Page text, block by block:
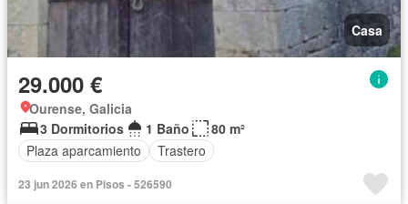
Casa
29.000 €
Ourense, Galicia
3 Dormitorios
1 Baño
80 m²
Plaza aparcamiento
Trastero
23 jun 2026 en Pisos - 526590